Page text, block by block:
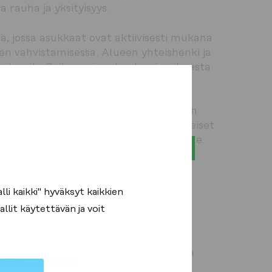
kaikki" hyväksyt kaikkien
käytettävän ja voit
rauha ja yksityisyys.
jossa asukkaat ovat aktiivisesti mukana
vahvistamisessa. Alueen yhteishenki ja
Saikassa jo rakentamisvaiheesta
tiloilla, kuten alueelle rakennettavan
puistoilla ja istutusalueilla. Yhteiset
tapaamiselle ja yhteistoiminnalle.
huomioiden tarkoittaa rakennettujen
kuulumiset?